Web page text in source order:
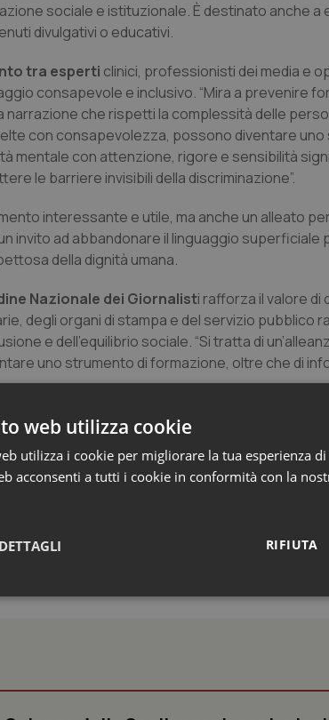
sociale e istituzionale. È destinato anche
divulgativi o educativi.
tra esperti clinici, professionisti dei media e
consapevole e inclusivo. “Mira a prevenire
che rispetti la complessità delle
con consapevolezza, possono diventare
mentale con attenzione, rigore e sensibilità
le barriere invisibili della discriminazione”.
interessante e utile, ma anche un alleato
invito ad abbandonare il linguaggio superficiale
della dignità umana.
Nazionale dei Giornalisti rafforza il valore di
degli organi di stampa e del servizio pubblico
e dell’equilibrio sociale. “Si tratta di
uno strumento di formazione, oltre che di
Libro di Torino Lunedì 19 maggio 2025 con un
con la partecipazione di
Dipartimento di Salute Mentale ASL Roma 2,
dei giornalisti.
web utilizza cookie
utilizza i cookie per migliorare la tua esperienza
acconsenti a tutti i cookie in conformità con la
RIFIUTA
Statistici